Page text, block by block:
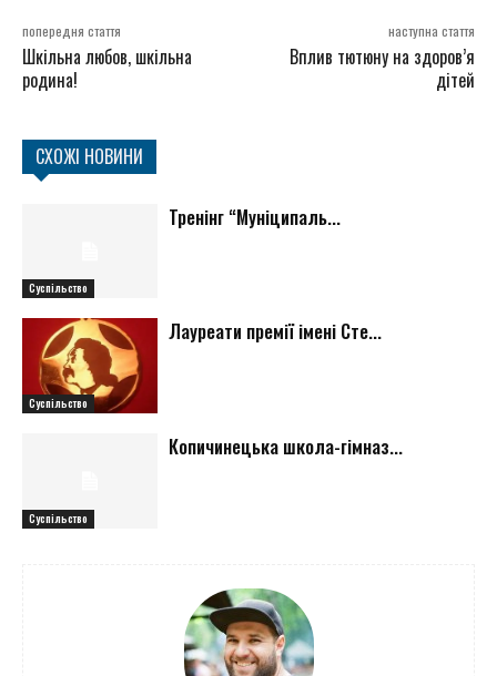
попередня стаття
Шкільна любов, шкільна
родина!
наступна стаття
Вплив тютюну на здоров’я
дітей
СХОЖІ НОВИНИ
Суспільство
Тренінг “Муніципаль...
Суспільство
Лауреати премії імені Сте...
Суспільство
Копичинецька школа-гімназ...